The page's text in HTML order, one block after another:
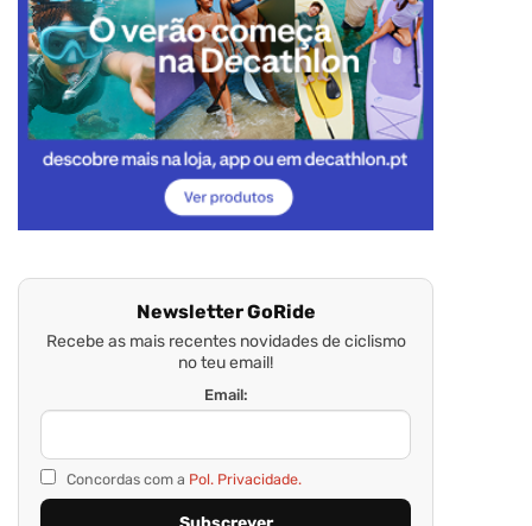
Newsletter GoRide
Recebe as mais recentes novidades de ciclismo
no teu email!
Email:
Concordas com a Pol. Privacidade.